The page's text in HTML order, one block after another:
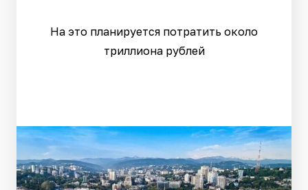
На это планируется потратить около
триллиона рублей